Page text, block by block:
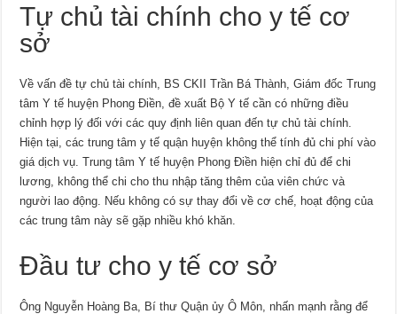
Tự chủ tài chính cho y tế cơ
sở
Về vấn đề tự chủ tài chính, BS CKII Trần Bá Thành, Giám đốc Trung
tâm Y tế huyện Phong Điền, đề xuất Bộ Y tế cần có những điều
chỉnh hợp lý đối với các quy định liên quan đến tự chủ tài chính.
Hiện tại, các trung tâm y tế quận huyện không thể tính đủ chi phí vào
giá dịch vụ. Trung tâm Y tế huyện Phong Điền hiện chỉ đủ để chi
lương, không thể chi cho thu nhập tăng thêm của viên chức và
người lao động. Nếu không có sự thay đổi về cơ chế, hoạt động của
các trung tâm này sẽ gặp nhiều khó khăn.
Đầu tư cho y tế cơ sở
Ông Nguyễn Hoàng Ba, Bí thư Quận ủy Ô Môn, nhấn mạnh rằng để